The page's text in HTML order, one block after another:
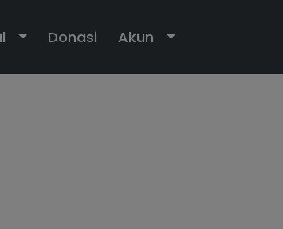
Toggle Dropdown
Donasi Toggle
Akun